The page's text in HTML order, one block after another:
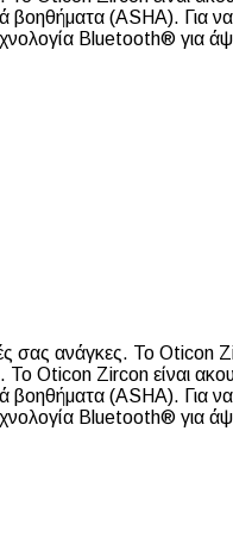
(ASHA). Για
Bluetooth® για
σας ανάγκες. Το
Zircon είναι
(ASHA). Για
Bluetooth® για